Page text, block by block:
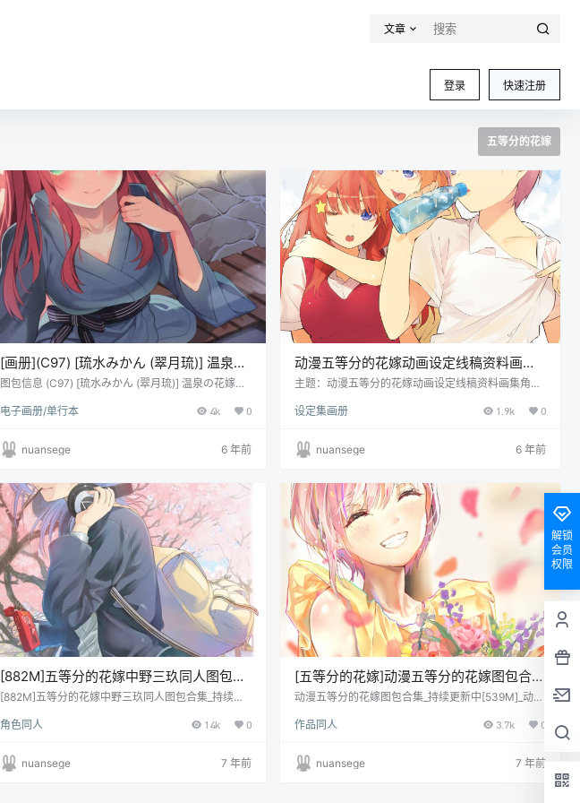
文章
登录 快速注册
五等分的花嫁
[画册](C97) [琉水みかん (翠月琉)] 温泉の
花嫁 (五等分の花嫁)(C97) [Ryuusui
Hanayome (Gotoubun no Hanayome)
[20P]
图包信息 (C97) [琉水みかん (翠月琉)] 温泉の花嫁
五等分的花嫁同人图、温泉 预览
电子画册/单行本 4k 0
nuansege 6 年前
动漫五等分的花嫁动画设定线稿资料画集
角色公式设定美术参考资料
主题：动漫五等分的花嫁动画设定线稿资料画集角色
张/415M 画质：各大图站原上传者最高画质收集
设定集画册 1.9k 0
nuansege 6 年前
[882M]五等分的花嫁中野三玖同人图包合
集_持续更新中[ACG图包网]
[882M]五等分的花嫁中野三玖同人图包合集_持续更
人本子图包系列
角色同人 14k 0
nuansege 7 年前
[五等分的花嫁]动漫五等分的花嫁图包合集
_持续更新中[539M][ACG图包网]
动漫五等分的花嫁图包合集_持续更新中[539M]_动漫
作品同人
3.7k 0
nuansege 7 年前
解锁
会员
权限